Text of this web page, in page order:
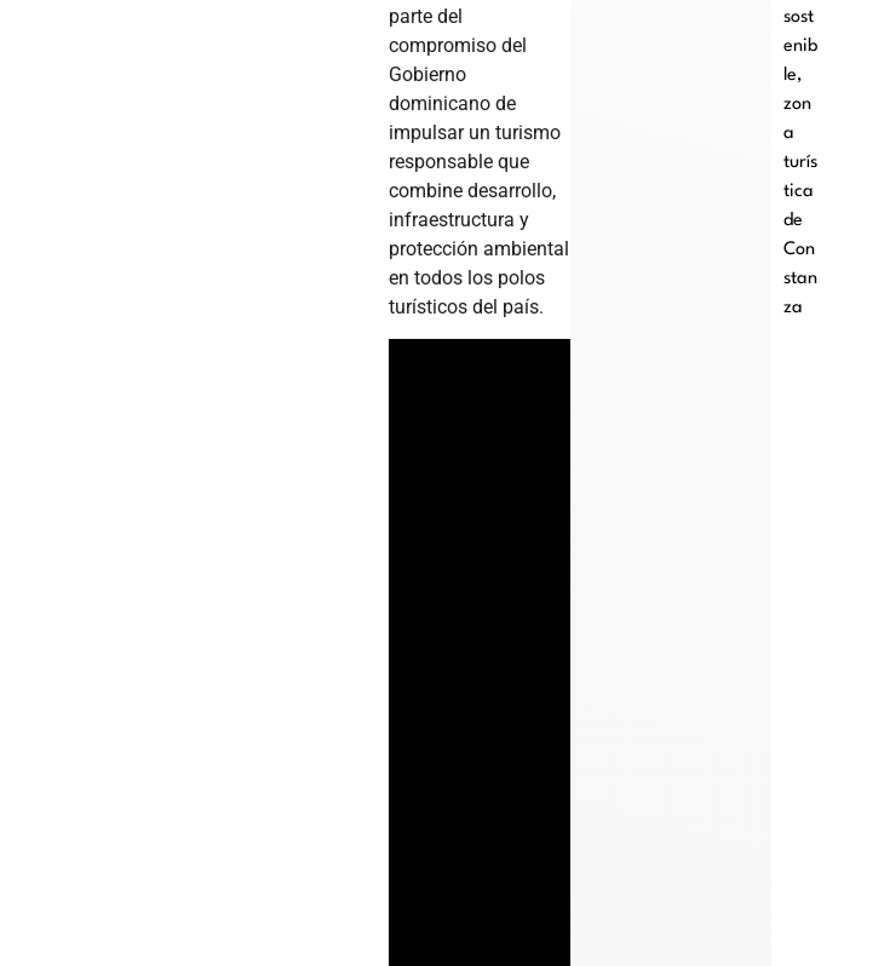
parte del
compromiso del
Gobierno
dominicano de
impulsar un turismo
responsable que
combine desarrollo,
infraestructura y
protección ambiental
en todos los polos
turísticos del país.
sost
enib
le,
zon
a
turís
tica
de
Con
stan
za